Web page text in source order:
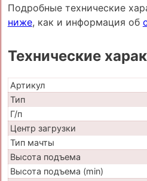
Подробные технические
ниже, как и информация об
Технические
Артикул
Тип
Г/п
Центр загрузки
Тип мачты
Высота подъема
Высота подъема (min)